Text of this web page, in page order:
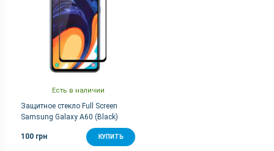
Есть в наличии
Защитное стекло Full Screen
Samsung Galaxy A60 (Black)
100 грн КУПИТЬ